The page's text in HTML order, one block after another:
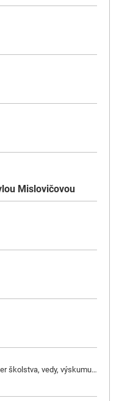
Mislovičovou
Tomáš Drucker (minister školstva, vedy, výskumu, vývoja a mládeže; Hlas-SD)